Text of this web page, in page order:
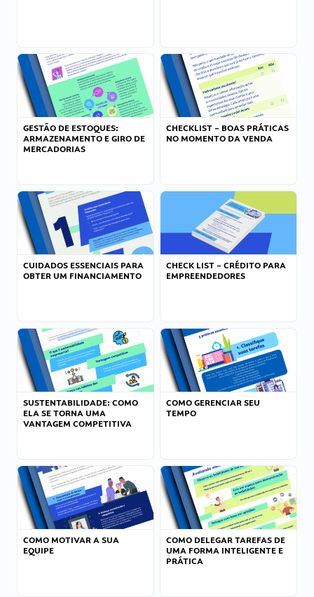
GESTÃO DE ESTOQUES:
ARMAZENAMENTO E GIRO DE
MERCADORIAS
CHECKLIST – BOAS PRÁTICAS
NO MOMENTO DA VENDA
CUIDADOS ESSENCIAIS PARA
OBTER UM FINANCIAMENTO
CHECK LIST – CRÉDITO PARA
EMPREENDEDORES
SUSTENTABILIDADE: COMO
ELA SE TORNA UMA
VANTAGEM COMPETITIVA
COMO GERENCIAR SEU
TEMPO
COMO MOTIVAR A SUA
EQUIPE
COMO DELEGAR TAREFAS DE
UMA FORMA INTELIGENTE E
PRÁTICA